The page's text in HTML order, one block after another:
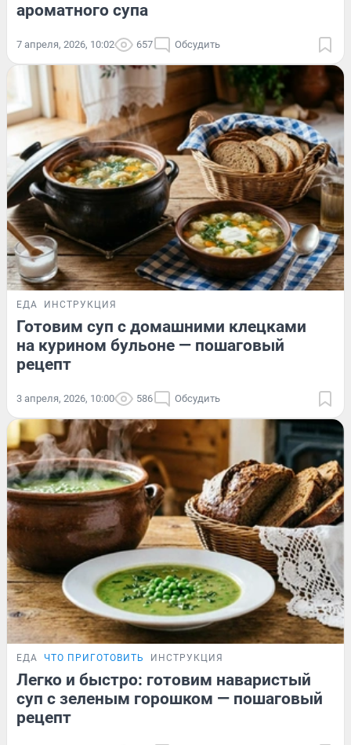
ароматного супа
7 апреля, 2026, 10:02 657 Обсудить
ЕДА ИНСТРУКЦИЯ
Готовим суп с домашними клецками
на курином бульоне — пошаговый
рецепт
3 апреля, 2026, 10:00 586 Обсудить
ЕДА ЧТО ПРИГОТОВИТЬ ИНСТРУКЦИЯ
Легко и быстро: готовим наваристый
суп с зеленым горошком — пошаговый
рецепт